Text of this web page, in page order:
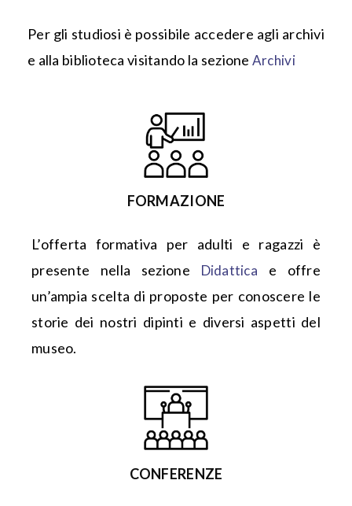
Per gli studiosi è possibile accedere agli archivi
e alla biblioteca visitando la sezione Archivi
FORMAZIONE
L’offerta formativa per adulti e ragazzi è
presente nella sezione Didattica e offre
un’ampia scelta di proposte per conoscere le
storie dei nostri dipinti e diversi aspetti del
museo.
CONFERENZE